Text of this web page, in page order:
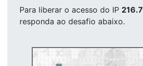
Para liberar o acesso do IP
responda ao desafio abaixo.